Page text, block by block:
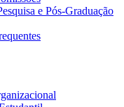
e Pós-Graduação